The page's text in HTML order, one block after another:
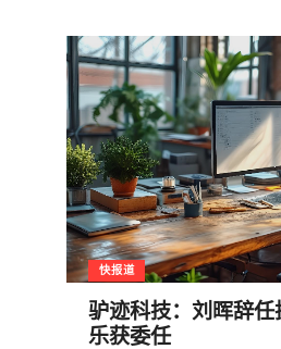
快报道
驴迹科技：刘晖辞
乐获委任